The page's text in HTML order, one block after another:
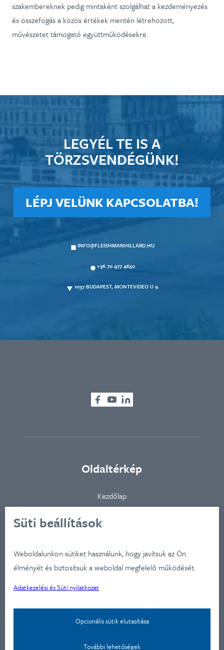
Süti beállítások
Weboldalunkon sütiket használunk, hogy javítsuk az Ön
élményét és biztosítsuk a weboldal megfelelő működését.
Adatkezelési és Süti nyilatkozat
Opcionális sütik elutasítása
További lehetőségek
szakembereknek pedig mintaként szolgálhat a kezdeményezés
és összefogás a közös értékek mentén létrehozott,
művészetet támogató együttműködésekre.
LEGYÉL TE IS A
TÖRZSVENDÉGÜNK!
LÉPJ VELÜNK KAPCSOLATBA!
INFO@FLEISHMANHILLARD.HU
+36 70 477 4650
1037 BUDAPEST, MONTEVIDEO U 9.
Oldaltérkép
Kezdőlap
Ügynökségünkről
Ügyfeleink
Szolgátatásaink
Munkáink
Adatkezelési nyilatkozat